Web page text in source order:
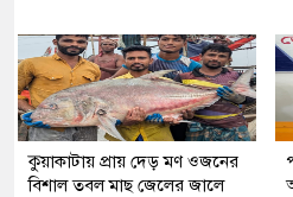
কুয়াকাটায় প্রায় দেড় মণ ওজনের
বিশাল তবল মাছ জেলের জালে